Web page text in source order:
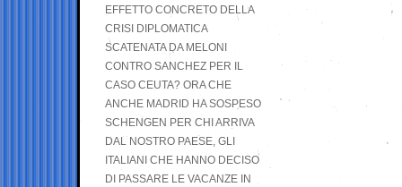
EFFETTO CONCRETO DELLA
CRISI DIPLOMATICA
SCATENATA DA MELONI
CONTRO SANCHEZ PER IL
CASO CEUTA? ORA CHE
ANCHE MADRID HA SOSPESO
SCHENGEN PER CHI ARRIVA
DAL NOSTRO PAESE, GLI
ITALIANI CHE HANNO DECISO
DI PASSARE LE VACANZE IN